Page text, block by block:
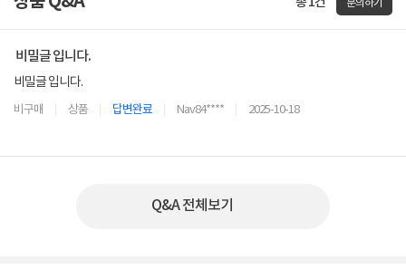
문의하기
비밀글 입니다.
비밀글 입니다.
비구매 상품 답변완료 Nav84**** 2025-10-18
Q&A 전체보기